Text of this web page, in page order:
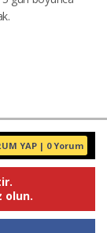
YAP | 0 Yorum
olun.